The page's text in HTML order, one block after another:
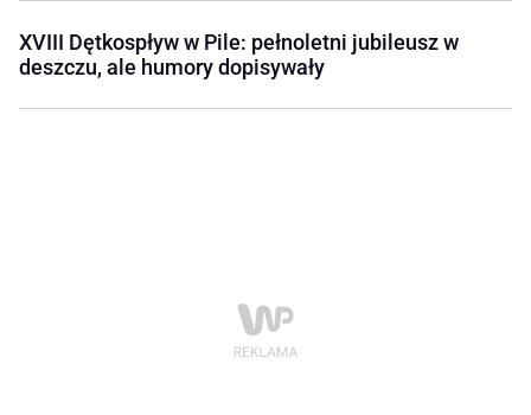
XVIII Dętkospływ w Pile: pełnoletni jubileusz w
deszczu, ale humory dopisywały